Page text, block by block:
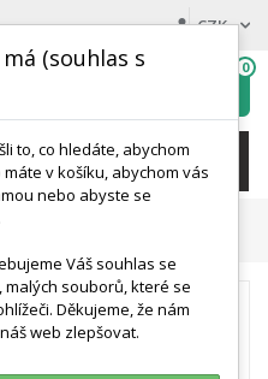
CZK
wishlist
0
Ucha
(souhlas s
to, co hledáte, abychom
v košíku, abychom vás
nebo abyste se
Váš souhlas se
souborů, které se
Děkujeme, že nám
web zlepšovat.